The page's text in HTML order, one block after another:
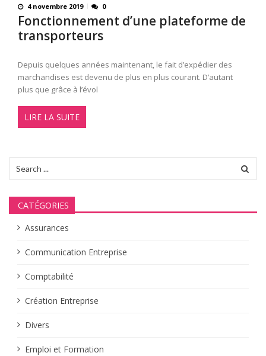
4 novembre 2019 0
Fonctionnement d’une plateforme de
transporteurs
Depuis quelques années maintenant, le fait d’expédier des
marchandises est devenu de plus en plus courant. D’autant
plus que grâce à l’évol
LIRE LA SUITE
for:
CATÉGORIES
Assurances
Communication Entreprise
Comptabilité
Création Entreprise
Divers
Emploi et Formation